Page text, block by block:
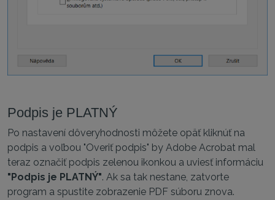
Podpis je PLATNÝ
Po nastavení dôveryhodnosti môžete opäť kliknúť na
podpis a voľbou "Overiť podpis" by Adobe Acrobat mal
teraz označiť podpis zelenou ikonkou a uviesť informáciu
"Podpis je PLATNÝ". Ak sa tak nestane, zatvorte
program a spustite zobrazenie PDF súboru znova.